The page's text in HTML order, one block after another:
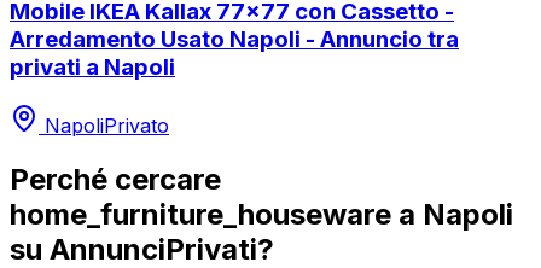
Mobile IKEA Kallax 77x77 con Cassetto -
Arredamento Usato Napoli - Annuncio tra
privati a Napoli
NapoliPrivato
Perché cercare
home_furniture_houseware a Napoli
su AnnunciPrivati?